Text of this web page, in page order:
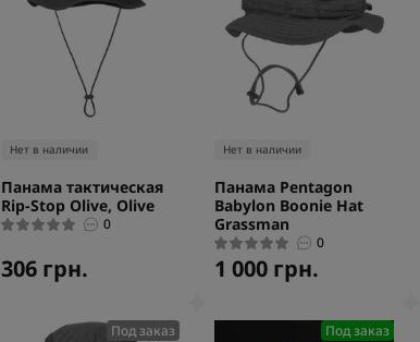
Нет в наличии
Панама тактическая
Rip-Stop Olive, Olive
0
306 грн.
Нет в наличии
Панама Pentagon
Babylon Boonie Hat
Grassman
0
1 000 грн.
Под заказ Под заказ